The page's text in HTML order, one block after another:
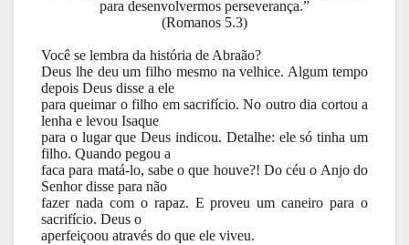
para desenvolvermos perseverança.”
(Romanos 5.3)
Você se lembra da história de Abraão?
Deus lhe deu um filho mesmo na velhice. Algum tempo
depois Deus disse a ele
para queimar o filho em sacrifício. No outro dia cortou a
lenha e levou Isaque
para o lugar que Deus indicou. Detalhe: ele só tinha um
filho. Quando pegou a
faca para matá-lo, sabe o que houve?! Do céu o Anjo do
Senhor disse para não
fazer nada com o rapaz. E proveu um caneiro para o
sacrifício. Deus o
aperfeiçoou através do que ele viveu.